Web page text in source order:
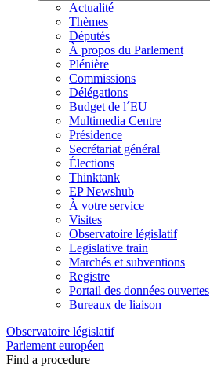
Actualité
Thèmes
Députés
À propos du Parlement
Plénière
Commissions
Délégations
Budget de l´EU
Multimedia Centre
Présidence
Secrétariat général
Élections
Thinktank
EP Newshub
À votre service
Visites
Observatoire législatif
Legislative train
Marchés et subventions
Registre
Portail des données ouvertes
Bureaux de liaison
Observatoire législatif
Parlement européen
Find a procedure